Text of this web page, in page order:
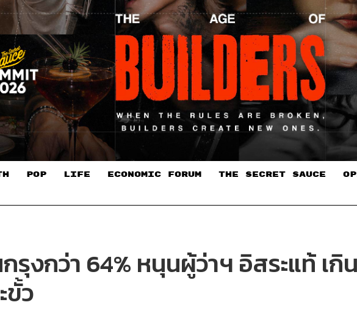
POP LIFE ECONOMIC FORUM THE SECRET SAUCE​
รุงกว่า 64% หนุนผู้ว่าฯ อิสระแท้ เกิ
ขั้ว